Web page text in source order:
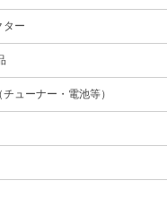
ター
ューナー・電池等）